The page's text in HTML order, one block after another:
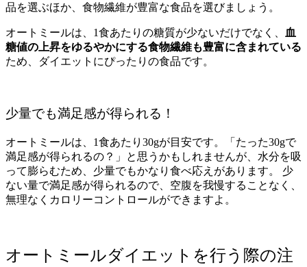
品を選ぶほか、食物繊維が豊富な食品を選びましょう。
オートミールは、1食あたりの糖質が少ないだけでなく、
血
糖値の上昇をゆるやかにする食物繊維も豊富に含まれている
ため、ダイエットにぴったりの食品です。
少量でも満足感が得られる！
オートミールは、1食あたり30gが目安です。「たった30gで
満足感が得られるの？」と思うかもしれませんが、水分を吸
って膨らむため、少量でもかなり食べ応えがあります。
少
ない量で満足感が得られるので、空腹を我慢することなく、
無理なくカロリーコントロールができますよ。
オートミールダイエットを行う際の注